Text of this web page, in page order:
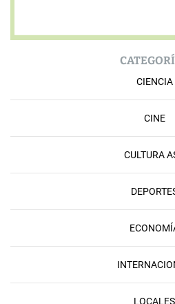
CIENCIA
CINE
CULTURA
LOCALES